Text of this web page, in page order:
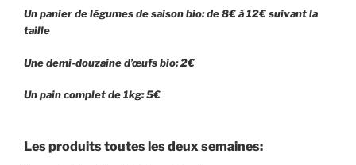
Un panier de légumes de saison bio: de 8€ à 12€ suivant la
taille
Une demi-douzaine d’œufs bio: 2€
Un pain complet de 1kg: 5€
Les produits toutes les deux semaines: